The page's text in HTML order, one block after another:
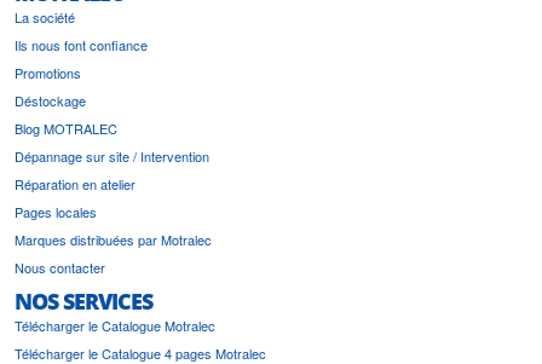
La société
Ils nous font confiance
Promotions
Déstockage
Blog MOTRALEC
Dépannage sur site / Intervention
Réparation en atelier
Pages locales
Marques distribuées par Motralec
Nous contacter
NOS SERVICES
Télécharger le Catalogue Motralec
Télécharger le Catalogue 4 pages Motralec